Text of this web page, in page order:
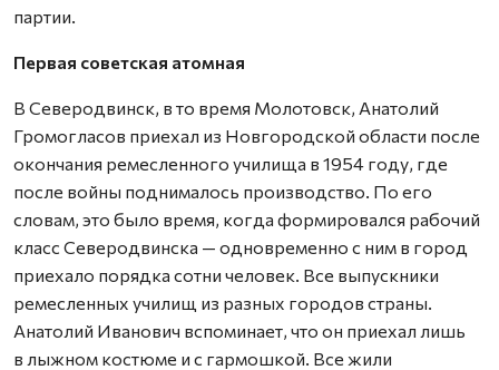
партии.
Первая советская атомная
В Северодвинск, в то время Молотовск, Анатолий
Громогласов приехал из Новгородской области после
окончания ремесленного училища в 1954 году, где
после войны поднималось производство. По его
словам, это было время, когда формировался рабочий
класс Северодвинска — одновременно с ним в город
приехало порядка сотни человек. Все выпускники
ремесленных училищ из разных городов страны.
Анатолий Иванович вспоминает, что он приехал лишь
в лыжном костюме и с гармошкой. Все жили